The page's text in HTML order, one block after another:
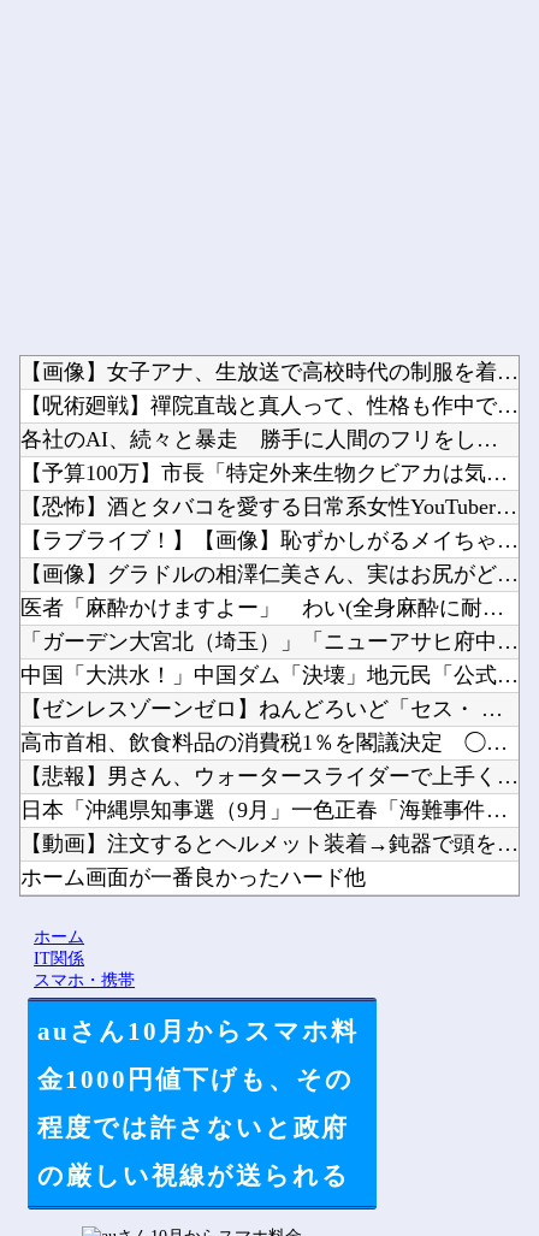
【画像】女子アナ、生放送で高校時代の制服を着てしまうｗｗｗｗ...
【呪術廻戦】禪院直哉と真人って、性格も作中での行いも末路も似...
各社のAI、続々と暴走 勝手に人間のフリをしてサイバー攻撃を...
【予算100万】市長「特定外来生物クビアカは気持ち悪い虫だし...
【恐怖】酒とタバコを愛する日常系女性YouTuber、ガチで...
【ラブライブ！】【画像】恥ずかしがるメイちゃんの破壊力ｗｗｗ...
【画像】グラドルの相澤仁美さん、実はお尻がどちゃシコすぎたｗ...
医者「麻酔かけますよー」 わい(全身麻酔に耐えて見せる！うお...
「ガーデン大宮北（埼玉）」「ニューアサヒ府中四谷店（東京）」...
中国「大洪水！」中国ダム「決壊」地元民「公式発表より死者多い...
【ゼンレスゾーンゼロ】ねんどろいど「セス・ ローウェル」【本...
高市首相、飲食料品の消費税1％を閣議決定 ◯◯をチラつかせて...
【悲報】男さん、ウォータースライダーで上手く滑れずチューブの...
日本「沖縄県知事選（9月」一色正春「海難事件追及（検証」八重...
【動画】注文するとヘルメット装着→鈍器で頭を殴られるチェコの...
ホーム画面が一番良かったハード他
グラボそんなにすぐ壊れる？他
Powered by livedoor 相互RSS
ホーム
IT関係
スマホ・携帯
auさん10月からスマホ料
金1000円値下げも、その
程度では許さないと政府
の厳しい視線が送られる